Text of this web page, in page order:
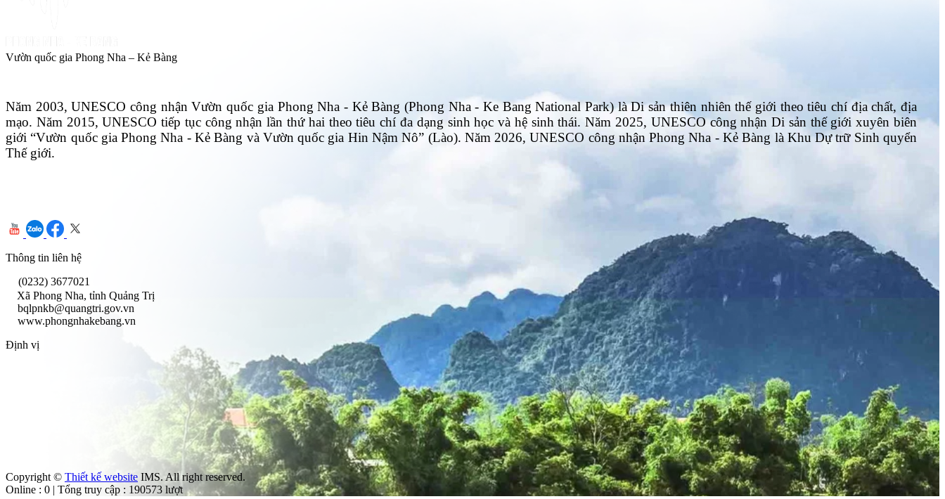
Vườn quốc gia Phong Nha – Kẻ Bàng
Năm 2003, UNESCO công nhận Vườn quốc gia Phong Nha - Kẻ Bàng (Phong Nha - Ke Bang National Park) là Di sản thiên nhiên thế giới theo tiêu chí địa chất, địa
mạo. Năm 2015, UNESCO tiếp tục công nhận lần thứ hai theo tiêu chí đa dạng sinh học và hệ sinh thái. Năm 2025, UNESCO công nhận Di sản thế giới xuyên biên
giới “Vườn quốc gia Phong Nha - Kẻ Bàng và Vườn quốc gia Hin Nậm Nô” (Lào). Năm 2026, UNESCO công nhận Phong Nha - Kẻ Bàng là Khu Dự trữ Sinh quyển
Thế giới.
Thông tin liên hệ
(0232) 3677021
Xã Phong Nha, tỉnh Quảng Trị
bqlpnkb@quangtri.gov.vn
www.phongnhakebang.vn
Định vị
Copyright © Thiết kế website IMS. All right reserved.
Online : 0 | Tổng truy cập : 190573 lượt